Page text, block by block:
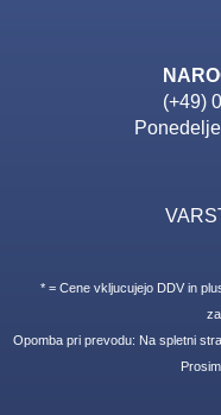
(+49)
* = Cene vkljucujejo DDV in
Opomba pri prevodu: Na spletni